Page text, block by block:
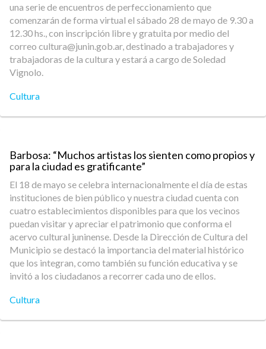
una serie de encuentros de perfeccionamiento que
comenzarán de forma virtual el sábado 28 de mayo de 9.30 a
12.30 hs., con inscripción libre y gratuita por medio del
correo cultura@junin.gob.ar, destinado a trabajadores y
trabajadoras de la cultura y estará a cargo de Soledad
Vignolo.
Cultura
Barbosa: “Muchos artistas los sienten como propios y
para la ciudad es gratificante”
El 18 de mayo se celebra internacionalmente el día de estas
instituciones de bien público y nuestra ciudad cuenta con
cuatro establecimientos disponibles para que los vecinos
puedan visitar y apreciar el patrimonio que conforma el
acervo cultural juninense. Desde la Dirección de Cultura del
Municipio se destacó la importancia del material histórico
que los integran, como también su función educativa y se
invitó a los ciudadanos a recorrer cada uno de ellos.
Cultura